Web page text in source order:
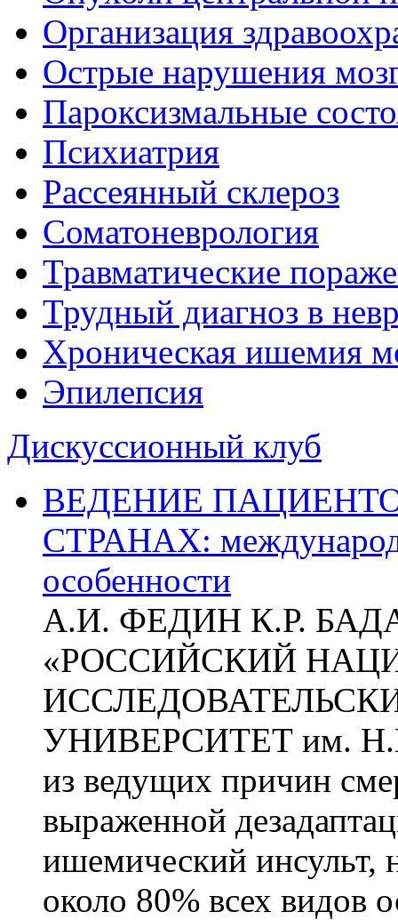
Организация
Острые нарушения
Пароксизмальные
Психиатрия
Рассеянный склероз
Соматоневрология
Травматические
Трудный диагноз в
Хроническая ишемия
Эпилепсия
Дискуссионный клуб
ВЕДЕНИЕ
СТРАНАХ:
особенности
А.И. ФЕДИН К.Р.
«РОССИЙСКИЙ
УНИВЕРСИТЕТ им.
из ведущих причин
выраженной
ишемический инсульт,
около 80% всех видов